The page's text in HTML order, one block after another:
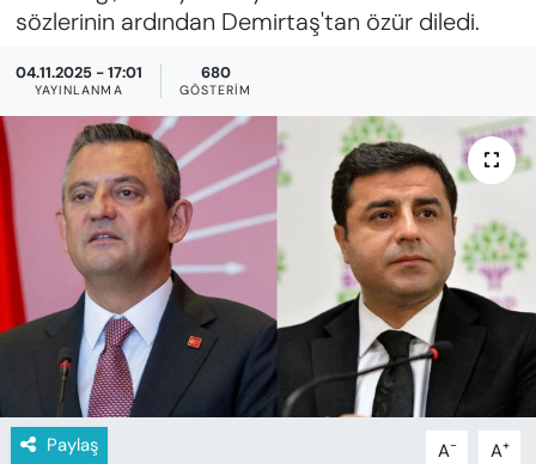
sözlerinin ardından Demirtaş'tan özür diledi.
04.11.2025 - 17:01
YAYINLANMA
680
GÖSTERIM
Paylaş A- A+
KADIN
SAĞLIK
SPOR
KÜLTÜR-SANAT
MAGAZİN
ÖZEL HABER
Son Dakika Haberleri
Haber Arşivi